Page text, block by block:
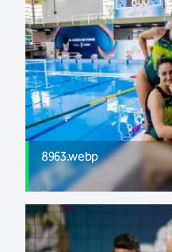
8963.webp